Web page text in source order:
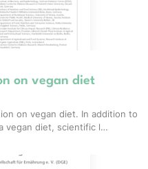
on vegan diet
on vegan diet. In addition to
vegan diet, scientific l…